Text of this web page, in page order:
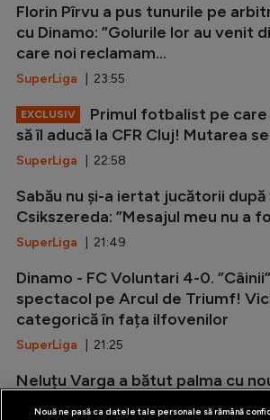
Florin Pîrvu a pus tunurile pe
cu Dinamo: ”Golurile lor au venit
care noi reclamam...
SuperLiga | 23:55
EXCLUSIV
Primul fotbalist pe care
să îl aducă la CFR Cluj! Mutarea
SuperLiga | 22:58
Sabău nu și-a iertat jucătorii
Csikszereda: ”Mesajul meu nu a
SuperLiga | 21:49
Dinamo - FC Voluntari 4-0.
spectacol pe Arcul de Triumf!
categorică în fața ilfovenilor
SuperLiga | 21:25
Neluțu Varga a bătut palma cu
Nouă ne pasă ca datele tale personale să rămână